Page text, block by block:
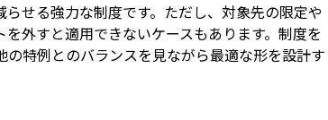
せる強力な制度です。ただし、対象先の限定や
外すと適用できないケースもあります。制度を
特例とのバランスを見ながら最適な形を設計す